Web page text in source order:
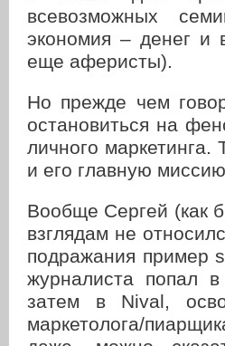
всевозможных
экономия – денег и
еще аферисты).
Но прежде чем
остановиться на
личного маркетинга.
и его главную
Вообще Сергей (как
взглядам не
подражания пример
журналиста попал
затем в Nival,
маркетолога/